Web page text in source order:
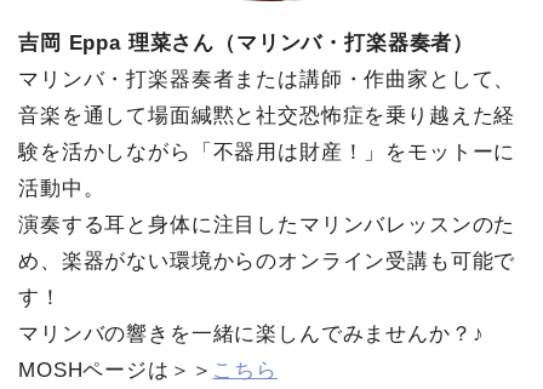
吉岡 Eppa 理菜さん（マリンバ・打楽器奏者）
マリンバ・打楽器奏者または講師・作曲家として、
音楽を通して場面緘黙と社交恐怖症を乗り越えた経
験を活かしながら「不器用は財産！」をモットーに
活動中。
演奏する耳と身体に注目したマリンバレッスンのた
め、楽器がない環境からのオンライン受講も可能で
す！
マリンバの響きを一緒に楽しんでみませんか？♪
MOSHページは＞＞ こちら